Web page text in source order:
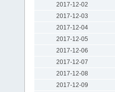
2017-12-02
2017-12-03
2017-12-04
2017-12-05
2017-12-06
2017-12-07
2017-12-08
2017-12-09